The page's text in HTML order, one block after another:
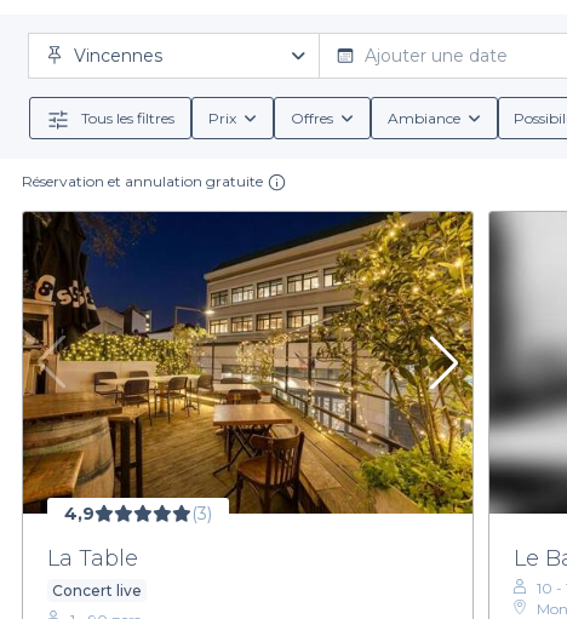
Nous vous facilitons la vie en vous proposant un
unevariété de bars à bièresdans Vincennes, chacun
de classiques indémodables. Grâce à notre sélection,
Lorsque vous réservez sur Privateaser, vous bénéficiez
Profitez de la richesse de l'offre de bars à bières à
aussi simple. N'attendez plus pour explorer nos
Vincennes Ajouter une date
Tous les filtres Prix Offres Ambiance
Réservation et annulation gratuite
4,9 (3)
La Table
Concert live
Le
10 -